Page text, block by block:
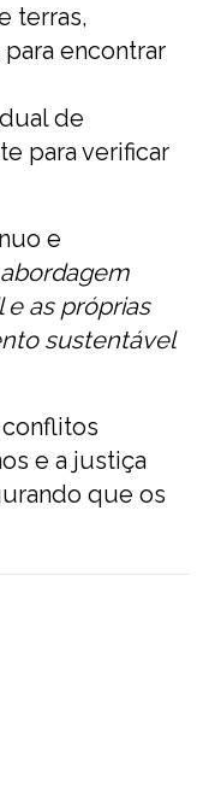
terras,
encontrar
de
para verificar
e
as próprias
sustentável
e a justiça
que os